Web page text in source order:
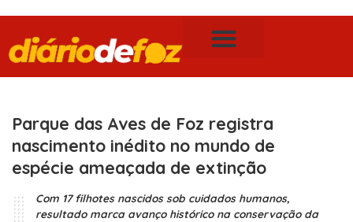
Parque das Aves de Foz registra
nascimento inédito no mundo de
espécie ameaçada de extinção
Com 17 filhotes nascidos sob cuidados humanos,
resultado marca avanço histórico na conservação da